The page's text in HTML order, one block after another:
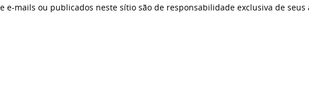
e-mails ou publicados neste sítio são de responsabilidade exclusiva de seus